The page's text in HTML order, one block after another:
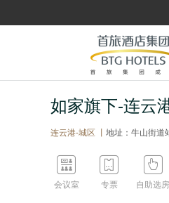
如家旗下-连云
连云港-城区 丨 地址：牛山街道

会议室

专票

自助选房